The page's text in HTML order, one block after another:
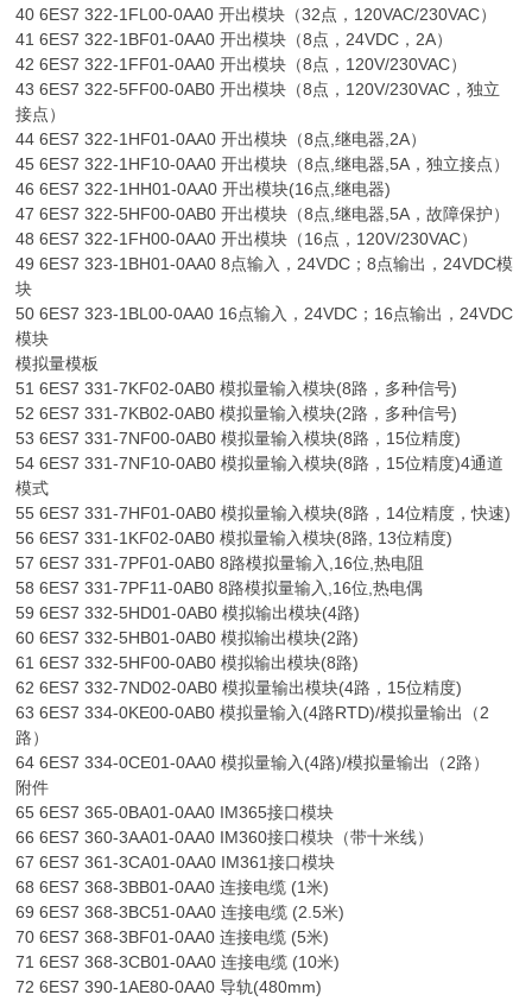
40 6ES7 322-1FL00-0AA0 开出模块（32点，120VAC/230VAC）
41 6ES7 322-1BF01-0AA0 开出模块（8点，24VDC，2A）
42 6ES7 322-1FF01-0AA0 开出模块（8点，120V/230VAC）
43 6ES7 322-5FF00-0AB0 开出模块（8点，120V/230VAC，独立
接点）
44 6ES7 322-1HF01-0AA0 开出模块（8点,继电器,2A）
45 6ES7 322-1HF10-0AA0 开出模块（8点,继电器,5A，独立接点）
46 6ES7 322-1HH01-0AA0 开出模块(16点,继电器)
47 6ES7 322-5HF00-0AB0 开出模块（8点,继电器,5A，故障保护）
48 6ES7 322-1FH00-0AA0 开出模块（16点，120V/230VAC）
49 6ES7 323-1BH01-0AA0 8点输入，24VDC；8点输出，24VDC模
块
50 6ES7 323-1BL00-0AA0 16点输入，24VDC；16点输出，24VDC
模块
模拟量模板
51 6ES7 331-7KF02-0AB0 模拟量输入模块(8路，多种信号)
52 6ES7 331-7KB02-0AB0 模拟量输入模块(2路，多种信号)
53 6ES7 331-7NF00-0AB0 模拟量输入模块(8路，15位精度)
54 6ES7 331-7NF10-0AB0 模拟量输入模块(8路，15位精度)4通道
模式
55 6ES7 331-7HF01-0AB0 模拟量输入模块(8路，14位精度，快速)
56 6ES7 331-1KF02-0AB0 模拟量输入模块(8路, 13位精度)
57 6ES7 331-7PF01-0AB0 8路模拟量输入,16位,热电阻
58 6ES7 331-7PF11-0AB0 8路模拟量输入,16位,热电偶
59 6ES7 332-5HD01-0AB0 模拟输出模块(4路)
60 6ES7 332-5HB01-0AB0 模拟输出模块(2路)
61 6ES7 332-5HF00-0AB0 模拟输出模块(8路)
62 6ES7 332-7ND02-0AB0 模拟量输出模块(4路，15位精度)
63 6ES7 334-0KE00-0AB0 模拟量输入(4路RTD)/模拟量输出（2
路）
64 6ES7 334-0CE01-0AA0 模拟量输入(4路)/模拟量输出（2路）
附件
65 6ES7 365-0BA01-0AA0 IM365接口模块
66 6ES7 360-3AA01-0AA0 IM360接口模块（带十米线）
67 6ES7 361-3CA01-0AA0 IM361接口模块
68 6ES7 368-3BB01-0AA0 连接电缆 (1米)
69 6ES7 368-3BC51-0AA0 连接电缆 (2.5米)
70 6ES7 368-3BF01-0AA0 连接电缆 (5米)
71 6ES7 368-3CB01-0AA0 连接电缆 (10米)
72 6ES7 390-1AE80-0AA0 导轨(480mm)